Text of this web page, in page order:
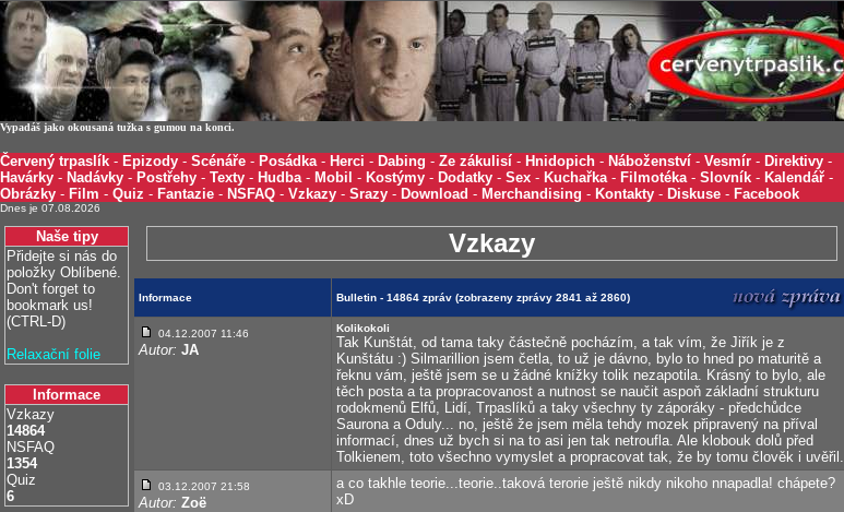
Vypadáš jako okousaná tužka s gumou na konci.
Červený trpaslík - Epizody - Scénáře - Posádka- Herci - Dabing - Ze zákulisí - Hnidopich - Náboženství - Vesmír - Direktivy -
Havárky - Nadávky - Postřehy - Texty - Hudba- Mobil - Kostýmy - Dodatky - Sex - Kuchařka- Filmotéka- Slovník - Kalendář -
Obrázky - Film - Quiz - Fantazie - NSFAQ - Vzkazy - Srazy - Download - Merchandising - Kontakty - Diskuse - Facebook
Dnes je 07.08.2026
Naše tipy
Přidejte si nás do
položky Oblíbené.
Don't forget to
bookmark us!
(CTRL-D)
Relaxační folie
Informace
Vzkazy
14864
NSFAQ
1354
Quiz
6
Vzkazy
Informace Bulletin - 14864 zpráv (zobrazeny zprávy 2841 až 2860)
04.12.2007 11:46
Autor: JA
Kolikokoli
Tak Kunštát, od tama taky částečně pocházím, a tak vím, že Jiřík je z
Kunštátu :) Silmarillion jsem četla, to už je dávno, bylo to hned po maturitě a
řeknu vám, ještě jsem se u žádné knížky tolik nezapotila. Krásný to bylo, ale
těch posta a ta propracovanost a nutnost se naučit aspoň základní strukturu
rodokmenů Elfů, Lidí, Trpaslíků a taky všechny ty záporáky - předchůdce
Saurona a Oduly... no, ještě že jsem měla tehdy mozek připravený na příval
informací, dnes už bych si na to asi jen tak netroufla. Ale klobouk dolů před
Tolkienem, toto všechno vymyslet a propracovat tak, že by tomu člověk i uvěřil.
03.12.2007 21:58
Autor: Zoë
a co takhle teorie...teorie..taková terorie ještě nikdy nikoho nnapadla! chápete?
xD